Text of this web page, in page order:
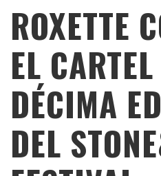
ROXETTE
EL
DÉCIMA
DEL